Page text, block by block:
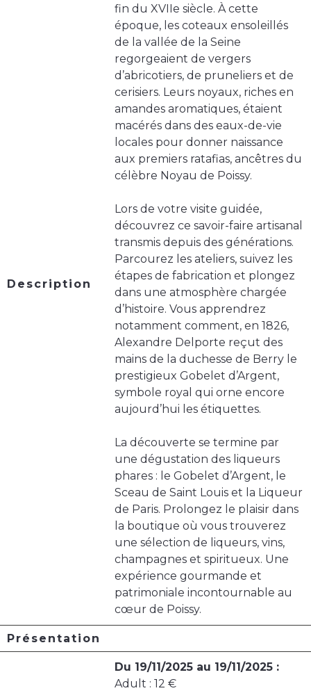
Description
fin du XVIIe siècle. À cette
époque, les coteaux ensoleillés
de la vallée de la Seine
regorgeaient de vergers
d’abricotiers, de pruneliers et de
cerisiers. Leurs noyaux, riches en
amandes aromatiques, étaient
macérés dans des eaux-de-vie
locales pour donner naissance
aux premiers ratafias, ancêtres du
célèbre Noyau de Poissy.
Lors de votre visite guidée,
découvrez ce savoir-faire artisanal
transmis depuis des générations.
Parcourez les ateliers, suivez les
étapes de fabrication et plongez
dans une atmosphère chargée
d’histoire. Vous apprendrez
notamment comment, en 1826,
Alexandre Delporte reçut des
mains de la duchesse de Berry le
prestigieux Gobelet d’Argent,
symbole royal qui orne encore
aujourd’hui les étiquettes.
La découverte se termine par
une dégustation des liqueurs
phares : le Gobelet d’Argent, le
Sceau de Saint Louis et la Liqueur
de Paris. Prolongez le plaisir dans
la boutique où vous trouverez
une sélection de liqueurs, vins,
champagnes et spiritueux. Une
expérience gourmande et
patrimoniale incontournable au
cœur de Poissy.
Présentation
Du 19/11/2025 au 19/11/2025 :
Adult : 12 €